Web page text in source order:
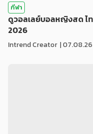
กีฬา
ดูวอลเลย์บอลหญิงสด ไ
2026
Intrend Creator |07.08.26